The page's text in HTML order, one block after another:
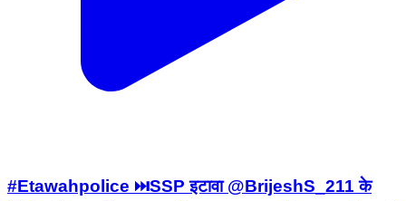
#Etawahpolice ⏭️SSP इटावा @BrijeshS_211 के